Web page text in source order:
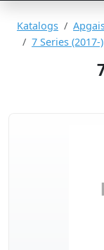
Katalogs
7 Series (2017-)